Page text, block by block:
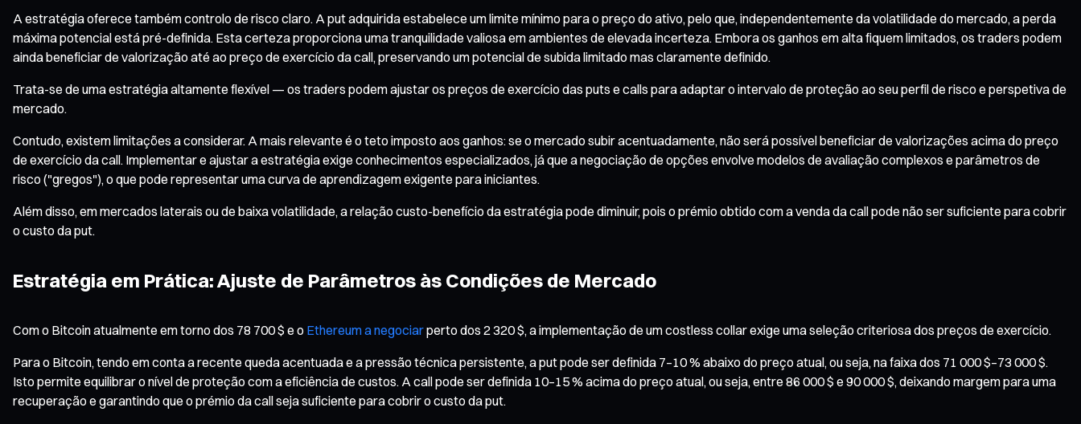
A estratégia oferece também controlo de risco claro. A put adquirida estabelece um limite mínimo para o preço do ativo, pelo que, independentemente da volatilidade do mercado, a perda
máxima potencial está pré-definida. Esta certeza proporciona uma tranquilidade valiosa em ambientes de elevada incerteza. Embora os ganhos em alta fiquem limitados, os traders podem
ainda beneficiar de valorização até ao preço de exercício da call, preservando um potencial de subida limitado mas claramente definido.
Trata-se de uma estratégia altamente flexível — os traders podem ajustar os preços de exercício das puts e calls para adaptar o intervalo de proteção ao seu perfil de risco e perspetiva de
mercado.
Contudo, existem limitações a considerar. A mais relevante é o teto imposto aos ganhos: se o mercado subir acentuadamente, não será possível beneficiar de valorizações acima do preço
de exercício da call. Implementar e ajustar a estratégia exige conhecimentos especializados, já que a negociação de opções envolve modelos de avaliação complexos e parâmetros de
risco ("gregos"), o que pode representar uma curva de aprendizagem exigente para iniciantes.
Além disso, em mercados laterais ou de baixa volatilidade, a relação custo-benefício da estratégia pode diminuir, pois o prémio obtido com a venda da call pode não ser suficiente para cobrir
o custo da put.
Estratégia em Prática: Ajuste de Parâmetros às Condições de Mercado
Com o Bitcoin atualmente em torno dos 78 700 $ e o Ethereum a negociarperto dos 2 320 $, a implementação de um costless collar exige uma seleção criteriosa dos preços de exercício.
Para o Bitcoin, tendo em conta a recente queda acentuada e a pressão técnica persistente, a put pode ser definida 7–10 % abaixo do preço atual, ou seja, na faixa dos 71 000 $–73 000 $.
Isto permite equilibrar o nível de proteção com a eficiência de custos. A call pode ser definida 10–15 % acima do preço atual, ou seja, entre 86 000 $ e 90 000 $, deixando margem para uma
recuperação e garantindo que o prémio da call seja suficiente para cobrir o custo da put.